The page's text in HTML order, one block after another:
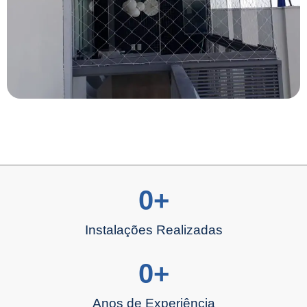
Instalações Realizadas
0+
Anos de Experiência
0+